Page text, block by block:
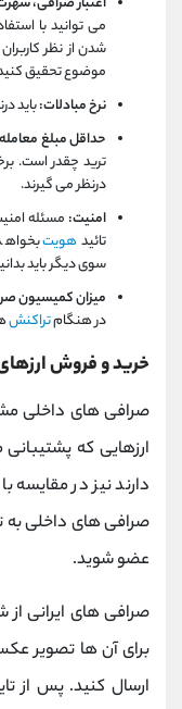
شدن از نظر
موضوع تحقیق
نرخ مبادلات:باید
حداقل مبلغ
ترید چقدر است.
درنظر می گیرند.
امنیت:
تائیدهویت
سوی دیگر باید
میزان کمیسیون
در هنگامتراکنش‌
خرید و فروش
صرافی های داخلی
ارزهایی که
دارند نیز در مقایسه
صرافی های داخلی به
عضو شوید.
صرافی های ایرانی از
برای آن ها تصویر
ارسال کنید. پس از